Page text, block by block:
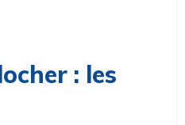
: les